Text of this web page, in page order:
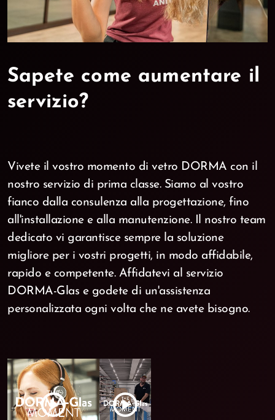
Sapete come aumentare il
servizio?
Vivete il vostro momento di vetro DORMA con il
nostro servizio di prima classe. Siamo al vostro
fianco dalla consulenza alla progettazione, fino
all'installazione e alla manutenzione. Il nostro team
dedicato vi garantisce sempre la soluzione
migliore per i vostri progetti, in modo affidabile,
rapido e competente. Affidatevi al servizio
DORMA-Glas e godete di un'assistenza
personalizzata ogni volta che ne avete bisogno.
play_circle play_circle